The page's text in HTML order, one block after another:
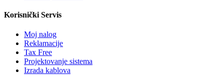
Korisnički Servis
Moj nalog
Reklamacije
Tax Free
Projektovanje sistema
Izrada kablova